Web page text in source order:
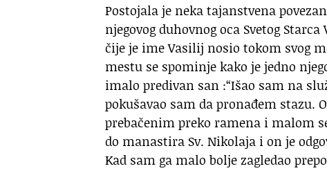
Postojala je neka tajanstvena
njegovog duhovnog oca Svetog
čije je ime Vasilij nosio tokom svog
mestu se spominje kako je jedno
imalo predivan san :“Išao sam na
pokušavao sam da pronađem stazu.
prebačenim preko ramena i malom
do manastira Sv. Nikolaja i on je
Kad sam ga malo bolje zagledao